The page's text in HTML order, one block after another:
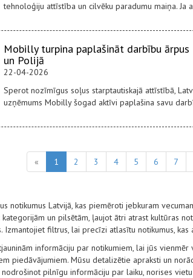
tehnoloģiju attīstība un cilvēku paradumu maiņa. Ja
Mobilly turpina paplašināt darbību
un Polijā
22-04-2026
Sperot nozīmīgus soļus starptautiskajā attīstībā,
uzņēmums Mobilly šogad aktīvi paplašina savu
« 1 2 3 4 5 6 7
notikumus Latvijā, kas piemēroti jebkuram
un pilsētām, ļaujot ātri atrast kultūras
Izmantojiet filtrus, lai precīzi atlasītu notikumus,
informāciju par notikumiem, lai jūs
piedāvājumiem. Mūsu detalizētie apraksti un
nodrošinot pilnīgu informāciju par laiku, norises